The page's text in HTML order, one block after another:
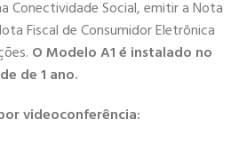
Conectividade Social, emitir a Nota
Fiscal de Consumidor Eletrônica
O Modelo A1 é instalado no
de 1 ano.
videoconferência: